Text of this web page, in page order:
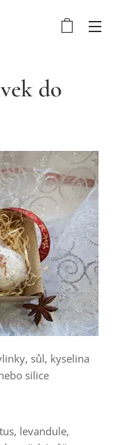
do
sůl, kyselina
silice
levandule,